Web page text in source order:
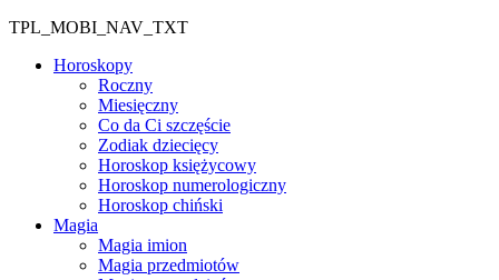
TPL_MOBI_NAV_TXT
Horoskopy
Roczny
Miesięczny
Co da Ci szczęście
Zodiak dziecięcy
Horoskop księżycowy
Horoskop numerologiczny
Horoskop chiński
Magia
Magia imion
Magia przedmiotów